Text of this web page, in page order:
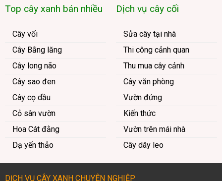
Top cây xanh bán nhiều
Cây vối
Cây Bằng lăng
Cây long não
Cây sao đen
Cây cọ dầu
Cỏ sân vườn
Hoa Cát đằng
Dạ yến thảo
Dịch vụ cây cối
Sửa cây tại nhà
Thi công cảnh quan
Thu mua cây cảnh
Cây văn phòng
Vườn đứng
Kiến thức
Vườn trên mái nhà
Cây dây leo
DỊCH VỤ CÂY XANH CHUYÊN NGHIỆP